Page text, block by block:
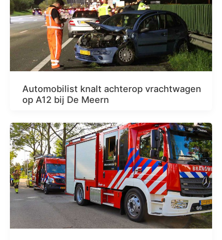
Automobilist knalt achterop vrachtwagen
op A12 bij De Meern